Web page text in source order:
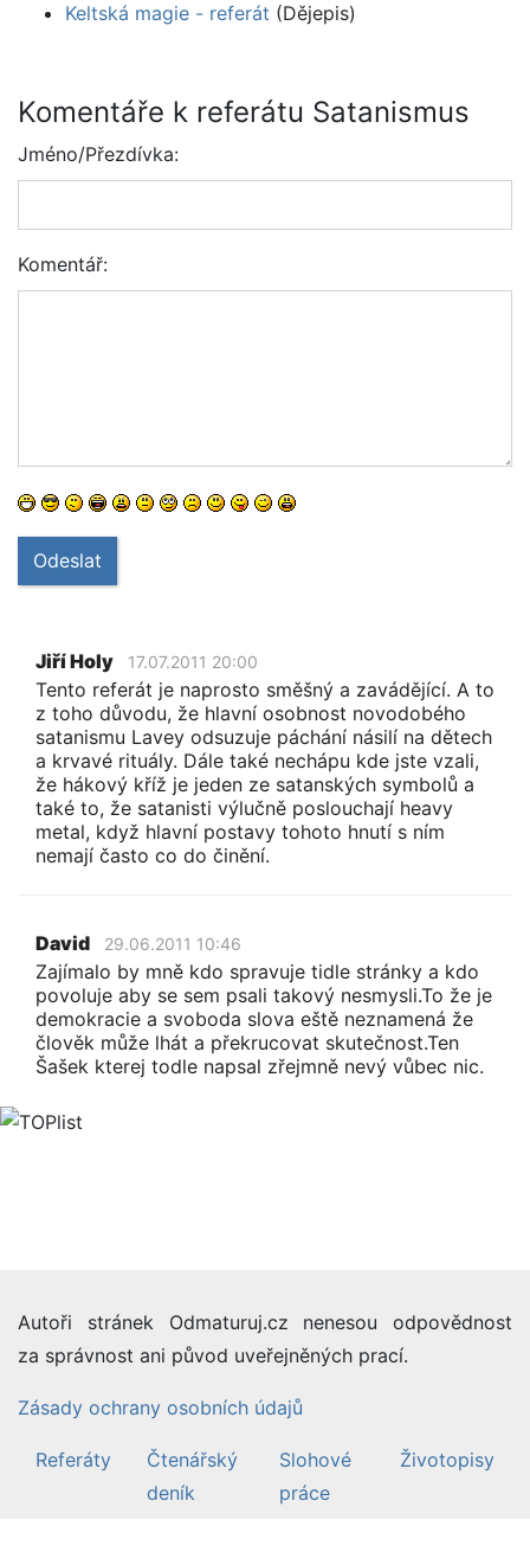
Keltská magie - referát (Dějepis)
Komentáře k referátu Satanismus
Jméno/Přezdívka:
Komentář:
Odeslat
Jiří Holy 17.07.2011 20:00
Tento referát je naprosto směšný a zavádějící. A to
z toho důvodu, že hlavní osobnost novodobého
satanismu Lavey odsuzuje páchání násilí na dětech
a krvavé rituály. Dále také nechápu kde jste vzali,
že hákový kříž je jeden ze satanských symbolů a
také to, že satanisti výlučně poslouchají heavy
metal, když hlavní postavy tohoto hnutí s ním
nemají často co do činění.
David 29.06.2011 10:46
Zajímalo by mně kdo spravuje tidle stránky a kdo
povoluje aby se sem psali takový nesmysli.To že je
demokracie a svoboda slova eště neznamená že
člověk může lhát a překrucovat skutečnost.Ten
Šašek kterej todle napsal zřejmně nevý vůbec nic.
Autoři stránek Odmaturuj.cz nenesou odpovědnost
za správnost ani původ uveřejněných prací.
Zásady ochrany osobních údajů
Referáty
Čtenářský
deník
Slohové
práce
Životopisy